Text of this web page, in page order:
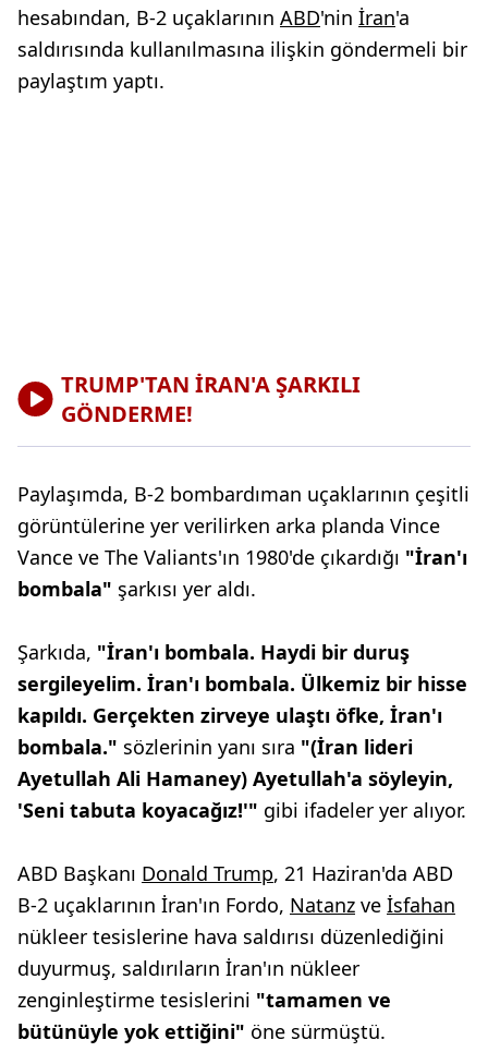
hesabından, B-2 uçaklarının ABD'nin İran'a
saldırısında kullanılmasına ilişkin göndermeli bir
paylaştım yaptı.
TRUMP'TAN İRAN'A ŞARKILI
GÖNDERME!
Paylaşımda, B-2 bombardıman uçaklarının çeşitli
görüntülerine yer verilirken arka planda Vince
Vance ve The Valiants'ın 1980'de çıkardığı "İran'ı
bombala" şarkısı yer aldı.
Şarkıda, "İran'ı bombala. Haydi bir duruş
sergileyelim. İran'ı bombala. Ülkemiz bir hisse
kapıldı. Gerçekten zirveye ulaştı öfke, İran'ı
bombala." sözlerinin yanı sıra "(İran lideri
Ayetullah Ali Hamaney) Ayetullah'a söyleyin,
'Seni tabuta koyacağız!'" gibi ifadeler yer alıyor.
ABD Başkanı Donald Trump, 21 Haziran'da ABD
B-2 uçaklarının İran'ın Fordo, Natanz ve İsfahan
nükleer tesislerine hava saldırısı düzenlediğini
duyurmuş, saldırıların İran'ın nükleer
zenginleştirme tesislerini "tamamen ve
bütünüyle yok ettiğini" öne sürmüştü.